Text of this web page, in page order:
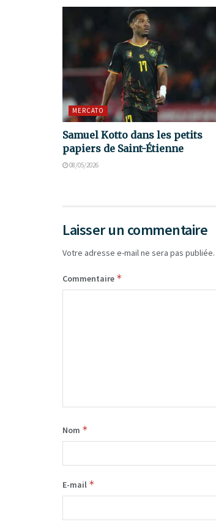
MERCATO
Samuel Kotto dans les petits
papiers de Saint-Étienne
08/05/2026
Laisser un commentaire
Votre adresse e-mail ne sera pas publiée.
Commentaire *
Nom *
E-mail *